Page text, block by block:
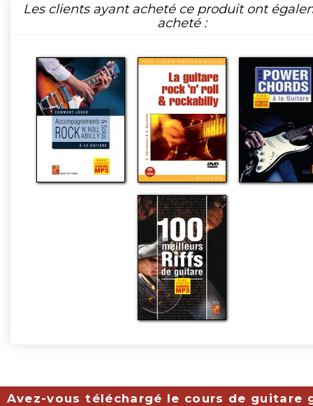
Les clients ayant acheté ce produit ont
acheté :
Avez-vous téléchargé le cours de guitare